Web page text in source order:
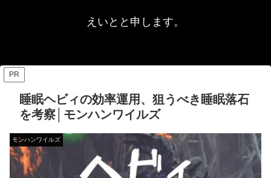
えいとと申します。
PR
睡眠ヘビィの効率運用、狙うべき睡眠落石
を考察│モンハンワイルズ
モンハンワイルズ